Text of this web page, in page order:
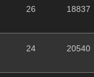
26 18837
24 20540